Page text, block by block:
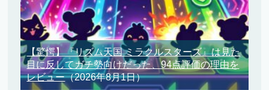
【驚愕】『リズム天国 ミラクルスターズ』は見た
目に反してガチ勢向けだった、94点評価の理由を
レビュー（2026年8月1日）